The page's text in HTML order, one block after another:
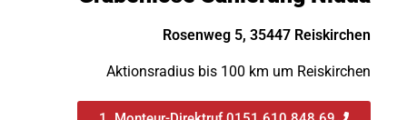
Rosenweg 5, 35447 Reiskirchen
Aktionsradius bis 100 km um Reiskirchen